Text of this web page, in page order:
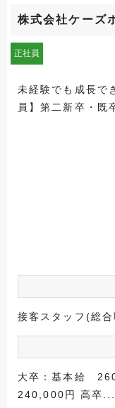
株式会社ケーズ
正社員
未経験でも成長で
員】第二新卒・既
接客スタッフ(総合
大卒：基本給
240,000円 高卒...